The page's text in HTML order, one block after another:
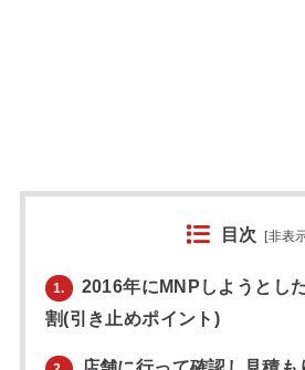
目次 [非表
1.
2016年にMNPしようとし
割(引き止めポイント)